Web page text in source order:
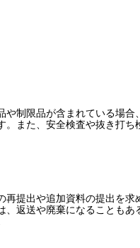
制限品が含まれている場合
また、安全検査や抜き打ち
提出や追加資料の提出を
返送や廃棄になることも